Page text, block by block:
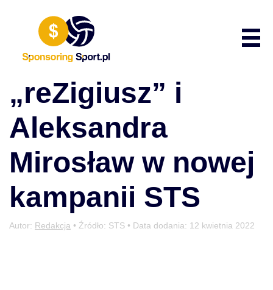
„reZigiusz” i
Aleksandra
Mirosław w nowej
kampanii STS
Autor: Redakcja • Źródło: STS • Data dodania: 12 kwietnia 2022